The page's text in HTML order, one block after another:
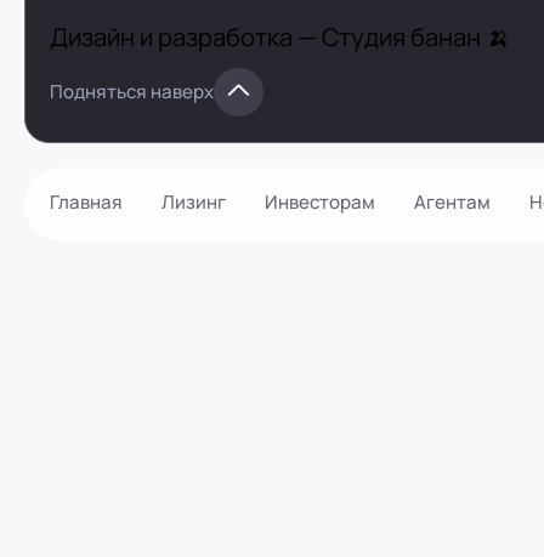
Главная Лизинг Инвесторам Агентам
Дизайн и разработка — Студия банан 🍌
Подняться наверх